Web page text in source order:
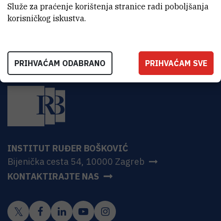
za pripremu uzoraka za PCR
INSTITUT RUĐER BOŠKOVIĆ
Bijenička cesta 54, 10000 Zagreb
KONTAKTIRAJTE NAS
Služe za praćenje korištenja stranice radi poboljšanja
korisničkog iskustva.
PRIHVAĆAM ODABRANO PRIHVAĆAM SVE